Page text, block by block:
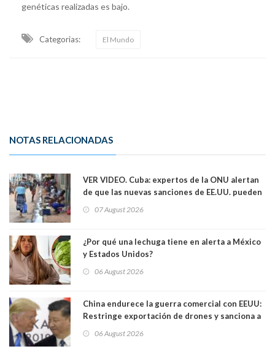
genéticas realizadas es bajo.
Categorias: El Mundo
NOTAS RELACIONADAS
VER VIDEO. Cuba: expertos de la ONU alertan
de que las nuevas sanciones de EE.UU. pueden
07 August 2026
¿Por qué una lechuga tiene en alerta a México
y Estados Unidos?
06 August 2026
China endurece la guerra comercial con EEUU:
Restringe exportación de drones y sanciona a
06 August 2026